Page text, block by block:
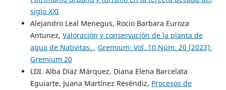
siglo XXI
Alejandro Leal Menegus, Rocio Barbara Euroza
Antunez, Valoración y conservación de la planta de
agua de Nativitas. , Gremium: Vol. 10 Núm. 20 (2023):
Gremium 20
LDI. Alba Díaz Márquez, Diana Elena Barcelata
Eguiarte, Juana Martínez Reséndiz, Procesos de